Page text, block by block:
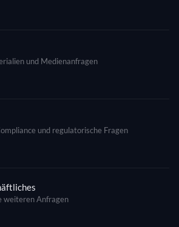
und Medienanfragen
und regulatorische Fragen
weiteren Anfragen